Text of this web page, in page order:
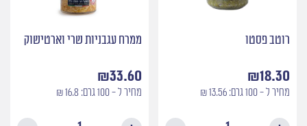
רוטב פסטו
₪18.30
מחיר ל - 100 גרם: 13.56 ₪
ממרח עגבניות שרי וארטישוק
₪33.60
מחיר ל - 100 גרם: 16.8 ₪